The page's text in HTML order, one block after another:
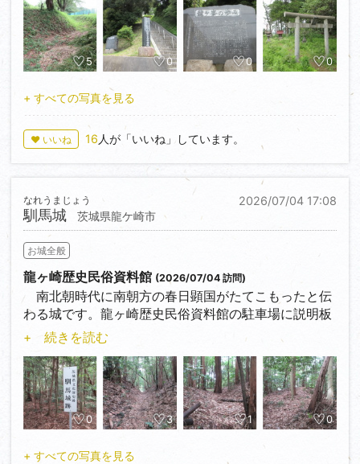
ました。ゆっくり観ることもなく早々に退散しまし
た。
5 0 0 0
+ すべての写真を見る
♥ いいね 16 人が「いいね」しています。
2026/07/04 17:08
馴馬城
なれうまじょう
茨城県龍ケ崎市
お城全般
龍ヶ崎歴史民俗資料館 (2026/07/04 訪問)
南北朝時代に南朝方の春日顕国がたてこもったと伝
わる城です。龍ヶ崎歴史民俗資料館の駐車場に説明板
が設置されていて、登城路が整備されています。空
堀、曲輪、土塁などの遺構が残っています。どこまで
当時の状態を遺しているのかはわかりませんが、奥の
祠のある曲輪まで行ってみました。
+ 続きを読む
0 3 1 0
+ すべての写真を見る